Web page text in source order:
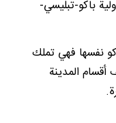
باكو-تبليسي-
نفسها فهي تملك
المدينة